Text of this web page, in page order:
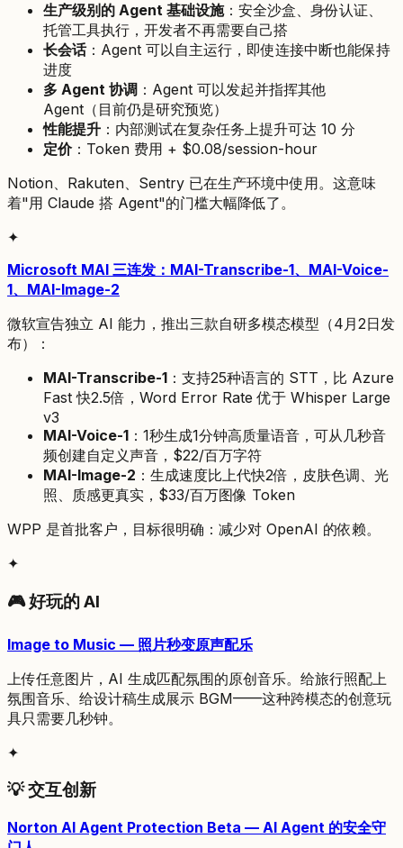
生产级别的 Agent 基础设施：安全沙盒、身份认证、
托管工具执行，开发者不再需要自己搭
长会话：Agent 可以自主运行，即使连接中断也能保持
进度
多 Agent 协调 ：Agent 可以发起并指挥其他
Agent（目前仍是研究预览）
性能提升 ：内部测试在复杂任务上提升可达 10 分
定价：Token 费用 + $0.08/session-hour
Notion、Rakuten、Sentry 已在生产环境中使用。这意味
着"用 Claude 搭 Agent"的门槛大幅降低了。
✦
Microsoft MAI 三连发：MAI-Transcribe-1、MAI-Voice-
1、MAI-Image-2
微软宣告独立 AI 能力，推出三款自研多模态模型（4月2日发
布）：
MAI-Transcribe-1 ：支持25种语言的 STT，比 Azure
Fast 快2.5倍，Word Error Rate 优于 Whisper Large
v3
MAI-Voice-1 ：1秒生成1分钟高质量语音，可从几秒音
频创建自定义声音，$22/百万字符
MAI-Image-2 ：生成速度比上代快2倍，皮肤色调、光
照、质感更真实，$33/百万图像 Token
WPP 是首批客户，目标很明确：减少对 OpenAI 的依赖。
✦
🎮 好玩的 AI
Image to Music — 照片秒变原声配乐
上传任意图片，AI 生成匹配氛围的原创音乐。给旅行照配上
氛围音乐、给设计稿生成展示 BGM——这种跨模态的创意玩
具只需要几秒钟。
✦
💡 交互创新
Norton AI Agent Protection Beta — AI Agent 的安全守